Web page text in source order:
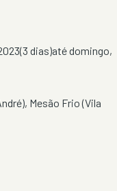
(3 dias)atédomingo,
, Mesão Frio(Vila